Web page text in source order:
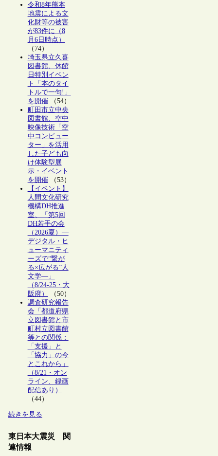
令和8年熊本
地震による文
化財等の被害
が83件に（8
月6日時点）
（74）
埼玉県立久喜
図書館、休館
日特別イベン
ト「本のタイ
トルで一句!」
を開催（54）
町田市立中央
図書館、空中
映像技術「空
中コンピュー
ター」を活用
した子ども向
け体験型展
示・イベント
を開催（53）
【イベント】
人間文化研究
機構DH推進
室、「第5回
DH若手の会
（2026夏）―
デジタル・ヒ
ューマニティ
ーズで“繋が
る×広がる”人
文学―」
（8/24-25・大
阪府）
（50）
調査研究報告
会「都道府県
立図書館と市
町村立図書館
等との関係：
「支援」と
「協力」の今
とこれから」
（8/21・オン
ライン、録画
配信あり）
（44）
続きを見る
東日本大震災 関
連情報